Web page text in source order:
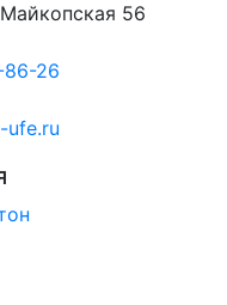
56
26
ufe.ru